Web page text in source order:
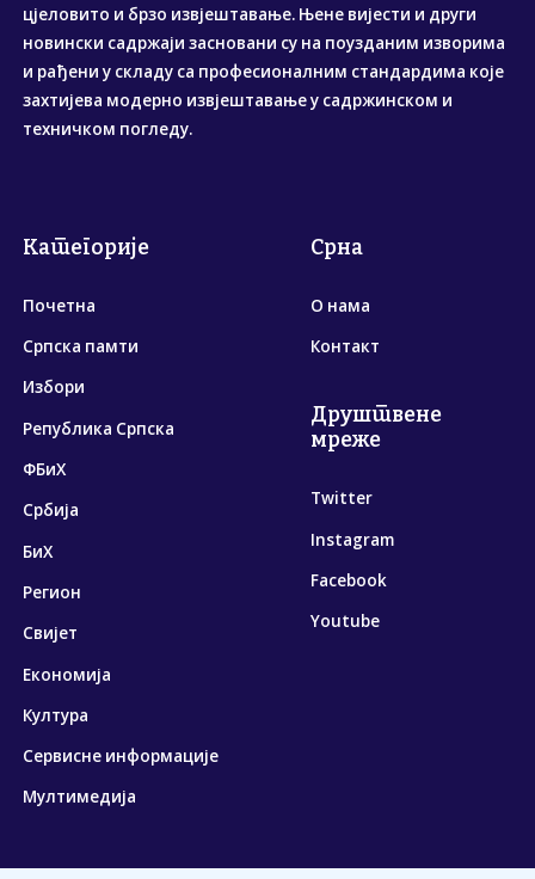
цјеловито и брзо извјештавање. Њене вијести и други
новински садржаји засновани су на поузданим изворима
и рађени у складу са професионалним стандардима које
захтијева модерно извјештавање у садржинском и
техничком погледу.
Категорије
Почетна
Српска памти
Избори
Република Српска
ФБиХ
Србија
БиХ
Регион
Свијет
Економија
Култура
Сервисне информације
Мултимедија
Срна
О нама
Контакт
Друштвене
мреже
Twitter
Instagram
Facebook
Youtube